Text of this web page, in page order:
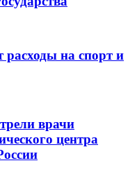
на спорт и
врачи
центра